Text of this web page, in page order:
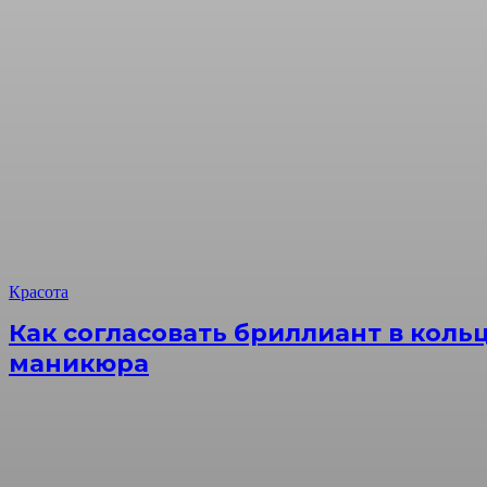
Красота
Как согласовать бриллиант в
маникюра